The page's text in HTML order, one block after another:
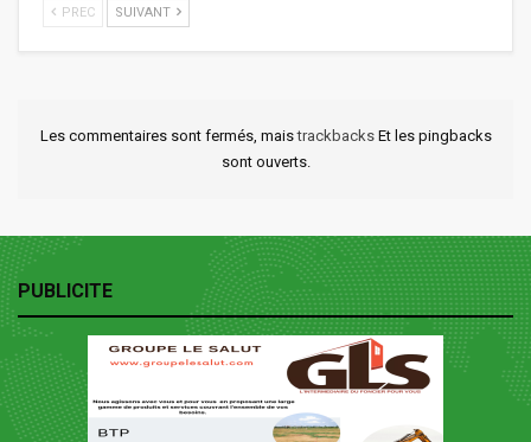
PREC SUIVANT
Les commentaires sont fermés, maistrackbacks Et les pingbacks
sont ouverts.
PUBLICITE